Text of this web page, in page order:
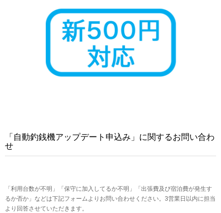
「自動釣銭機アップデート申込み」に関するお問い合わ
せ
「利用台数が不明」「保守に加入してるか不明」「出張費及び宿泊費が発生す
るか否か」などは下記フォームよりお問い合わせください。3営業日以内に担当
より回答させていただきます。